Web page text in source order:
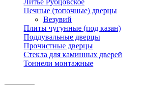
Литье Рубцовское
Печные (топочные) дверцы
Везувий
Плиты чугунные (под казан)
Поддувальные дверцы
Прочистные дверцы
Стекла для каминных дверей
Тоннели монтажные